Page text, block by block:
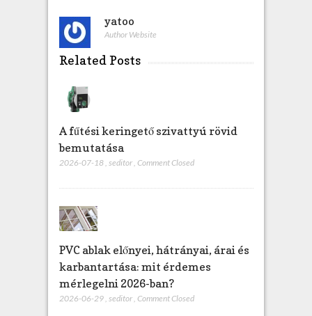
yatoo
Author Website
Related Posts
A fűtési keringető szivattyú rövid
bemutatása
2026-07-18 seditor Comment Closed
PVC ablak előnyei, hátrányai, árai és
karbantartása: mit érdemes
mérlegelni 2026-ban?
2026-06-29, seditor, Comment Closed